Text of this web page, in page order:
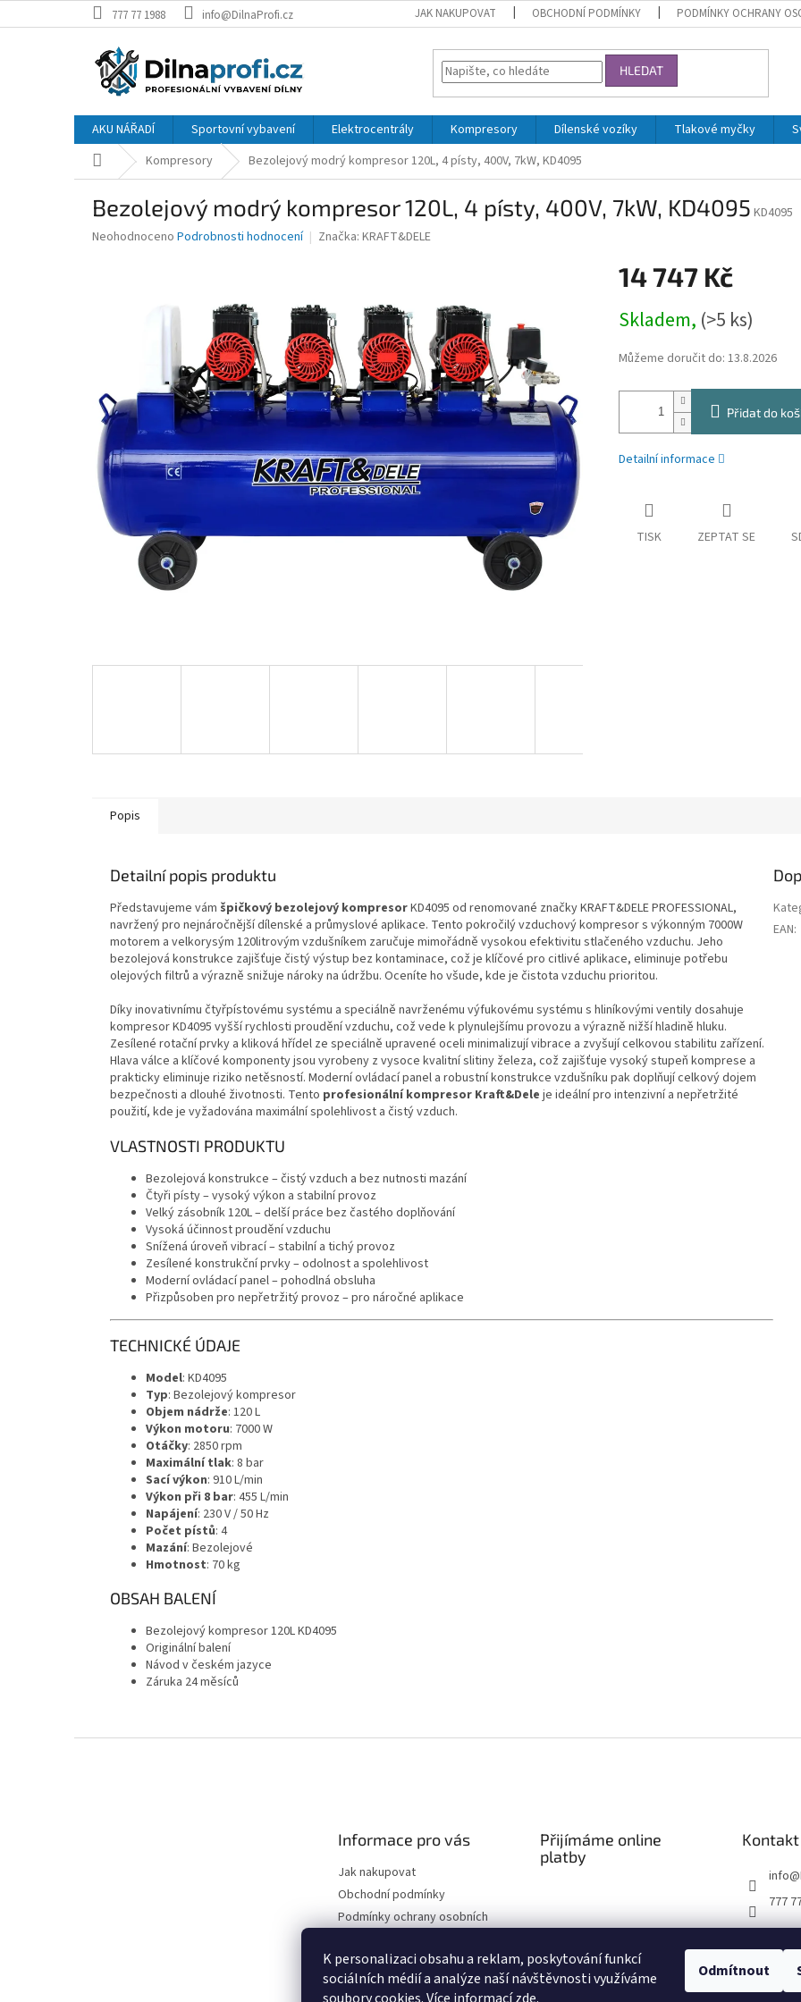
K personalizaci obsahu a reklam, poskytování funkcí
sociálních médií a analýze naší návštěvnosti využíváme
Odmítnout
na
777 77 1988 info@DilnaProfi.cz JAK NAKUPOVAT OBCHODNÍ PODMÍNKY PODMÍNKY OCHRANY
HLEDAT
AKU NÁŘADÍ Sportovní vybavení Elektrocentrály Kompresory Dílenské vozíky Tlakové myčky
Domů Kompresory Bezolejový modrý kompresor 120L, 4 písty, 400V, 7kW, KD4095
Bezolejový modrý kompresor 120L, 4 písty, 400V, 7kW, KD4095 KD4095
Průměrné
Neohodnoceno Podrobnosti hodnocení Značka: KRAFT&DELE
14 747 Kč
cena:
Skladem, (>5 ks)
Můžeme doručit do: 13.8.2026
Přidat do
Detailní informace
TISK ZEPTAT SE
Popis
Detailní popis produktu
Představujeme vám špičkový bezolejový kompresorKD4095 od renomované značky KRAFT&DELE PROFESSIONAL,
navržený pro nejnáročnější dílenské a průmyslové aplikace. Tento pokročilý vzduchový kompresor s výkonným 7000W
motorem a velkorysým 120litrovým vzdušníkem zaručuje mimořádně vysokou efektivitu stlačeného vzduchu. Jeho
bezolejová konstrukce zajišťuje čistý výstup bez kontaminace, což je klíčové pro citlivé aplikace, eliminuje potřebu
olejových filtrů a výrazně snižuje nároky na údržbu. Oceníte ho všude, kde je čistota vzduchu prioritou.
Díky inovativnímu čtyřpístovému systému a speciálně navrženému výfukovému systému s hliníkovými ventily dosahuje
kompresor KD4095 vyšší rychlosti proudění vzduchu, což vede k plynulejšímu provozu a výrazně nižší hladině hluku.
Zesílené rotační prvky a kliková hřídel ze speciálně upravené oceli minimalizují vibrace a zvyšují celkovou stabilitu zařízení.
Hlava válce a klíčové komponenty jsou vyrobeny z vysoce kvalitní slitiny železa, což zajišťuje vysoký stupeň komprese a
prakticky eliminuje riziko netěsností. Moderní ovládací panel a robustní konstrukce vzdušníku pak doplňují celkový dojem
bezpečnosti a dlouhé životnosti. Tento profesionální kompresor Kraft&Dele je ideální pro intenzivní a nepřetržité
použití, kde je vyžadována maximální spolehlivost a čistý vzduch.
VLASTNOSTI PRODUKTU
Bezolejová konstrukce – čistý vzduch a bez nutnosti mazání
Čtyři písty – vysoký výkon a stabilní provoz
Velký zásobník 120L – delší práce bez častého doplňování
Vysoká účinnost proudění vzduchu
Snížená úroveň vibrací – stabilní a tichý provoz
Zesílené konstrukční prvky – odolnost a spolehlivost
Moderní ovládací panel – pohodlná obsluha
Přizpůsoben pro nepřetržitý provoz – pro náročné aplikace
TECHNICKÉ ÚDAJE
Model: KD4095
Typ: Bezolejový kompresor
Objem nádrže: 120 L
Výkon motoru: 7000 W
Otáčky: 2850 rpm
Maximální tlak: 8 bar
Sací výkon: 910 L/min
Výkon při 8 bar: 455 L/min
Napájení: 230 V / 50 Hz
Počet pístů: 4
Mazání: Bezolejové
Hmotnost: 70 kg
OBSAH BALENÍ
Bezolejový kompresor 120L KD4095
Originální balení
Návod v českém jazyce
Záruka 24 měsíců
EAN:
Informace pro vás
Jak nakupovat
Obchodní podmínky
Podmínky ochrany osobních
Vrácení zboží do 14 dnů
Reklamační řád
Přijímáme online
platby
Kontakt
info@
777